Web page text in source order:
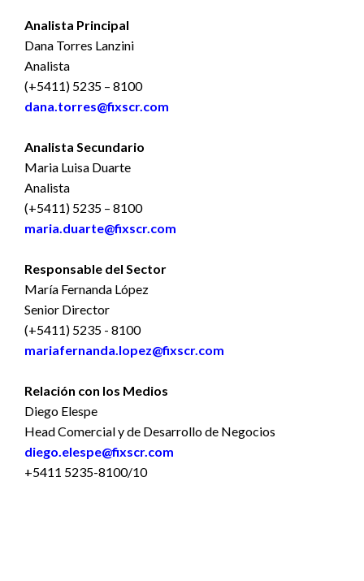
Analista Principal
Dana Torres Lanzini
Analista
(+5411) 5235 – 8100
dana.torres@fixscr.com
Analista Secundario
Maria Luisa Duarte
Analista
(+5411) 5235 – 8100
maria.duarte@fixscr.com
Responsable del Sector
María Fernanda López
Senior Director
(+5411) 5235 - 8100
mariafernanda.lopez@fixscr.com
Relación con los Medios
Diego Elespe
Head Comercial y de Desarrollo de Negocios
diego.elespe@fixscr.com
+5411 5235-8100/10